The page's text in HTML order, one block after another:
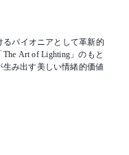
るパイオニアとして革新的
Art of Lighting」のもと
み出す美しい情緒的価値